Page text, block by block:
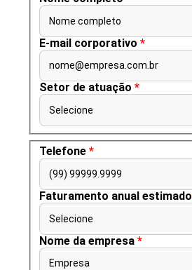
Nome completo
E-mail corporativo *
nome@empresa.com.br
Setor de atuação *
Selecione
Telefone *
(99) 99999.9999
Faturamento anual estimado
Selecione
Nome da empresa *
Empresa